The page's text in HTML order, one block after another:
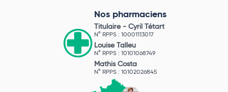
Nos pharmaciens
Titulaire - Cyril Tétart
N° RPPS : 10001113017
Louise Talleu
N° RPPS : 10101068749
Mathis Costa
N° RPPS : 10102026845